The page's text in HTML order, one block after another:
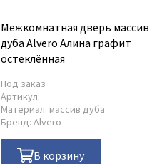
Межкомнатная дверь массив
дуба Alvero Алина графит
остеклённая
Под заказ
Артикул:
Материал: массив дуба
Бренд: Alvero
В корзину